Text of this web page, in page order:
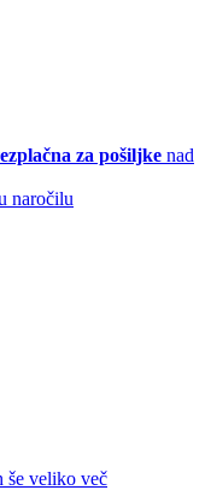
za pošiljke nad
naročilu
še veliko več